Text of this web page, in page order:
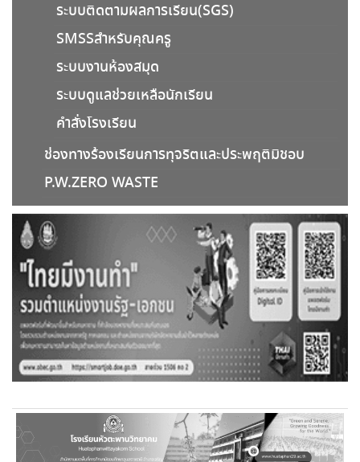
มาตรการส่งเสริมคุณธรรมและความโปร่งใส
แนวทางในการป้องกันการทุจริต
ข้อมูลสถานศึกษา
ข้อมูลบุคลากร
กลุ่มสาระการเรียนรู้ภาษาไทย
กลุ่มสาระฯการงานอาชีพ
กลุ่มสาระฯคณิตศาสตร์
กลุ่มสาระฯภาษาต่างประเทศ
กลุ่มสาระฯศิลปะ
ระบบติดตามผลการเรียน(SGS)
SMSSสำหรับคุณครู
ระบบงานห้องสมุด
ระบบดูแลช่วยเหลือนักเรียน
คำสั่งโรงเรียน
ช่องทางร้องเรียนการทุจริตและประพฤติมิชอบ
P.W.ZERO WASTE